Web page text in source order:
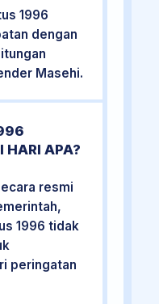
1996
dengan
Masehi.
HARI APA?
resmi
1996 tidak
peringatan